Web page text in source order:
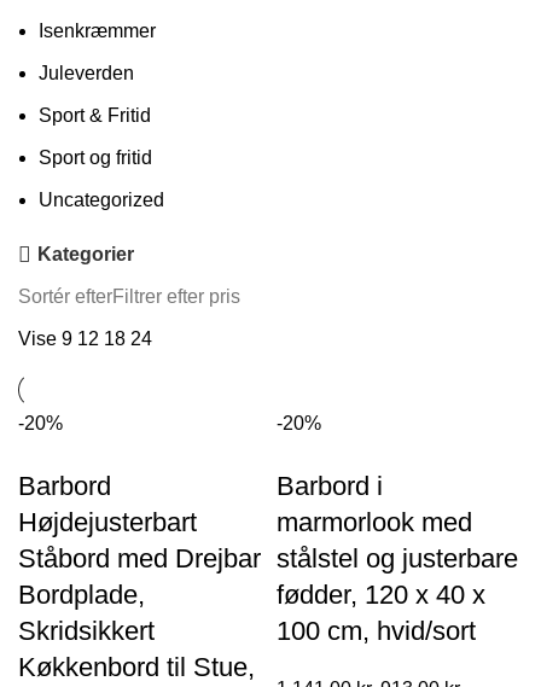
Isenkræmmer
Juleverden
Sport & Fritid
Sport og fritid
Uncategorized
Kategorier
Sortér efterFiltrer efter pris
Vise 9 12 18 24
-20%
Barbord
Højdejusterbart
Ståbord med Drejbar
Bordplade,
Skridsikkert
Køkkenbord til Stue,
-20%
Barbord i
marmorlook med
stålstel og justerbare
fødder, 120 x 40 x
100 cm, hvid/sort